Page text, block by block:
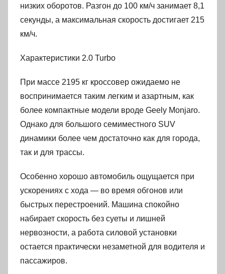
низких оборотов. Разгон до 100 км/ч занимает 8,1
секунды, а максимальная скорость достигает 215
км/ч.
Характеристики 2.0 Turbo
При массе 2195 кг кроссовер ожидаемо не
воспринимается таким легким и азартным, как
более компактные модели вроде Geely Monjaro.
Однако для большого семиместного SUV
динамики более чем достаточно как для города,
так и для трассы.
Особенно хорошо автомобиль ощущается при
ускорениях с хода — во время обгонов или
быстрых перестроений. Машина спокойно
набирает скорость без суеты и лишней
нервозности, а работа силовой установки
остается практически незаметной для водителя и
пассажиров.